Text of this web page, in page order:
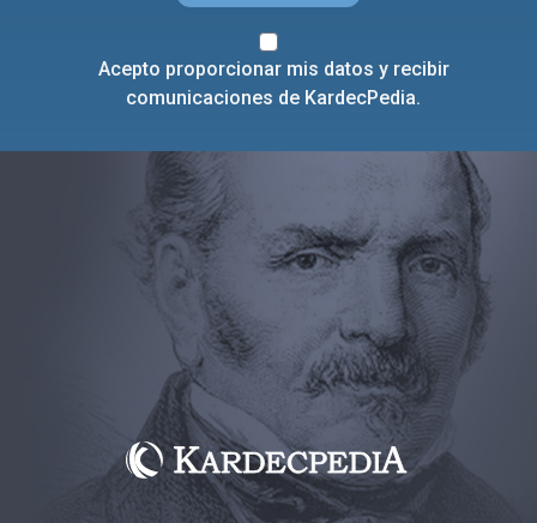
Acepto proporcionar mis datos y recibir
comunicaciones de KardecPedia.